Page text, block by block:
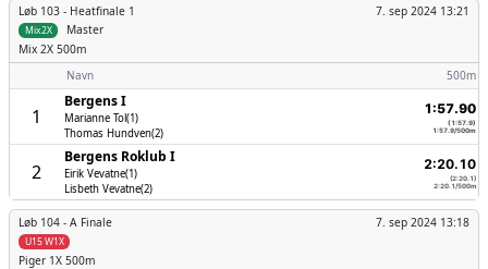
Løb 103 - Heatfinale 1
Master
7. sep 2024 13:21
Mix2X
Mix 2X 500m
Navn
500m
1
Bergens I
Marianne Tol(1)
Thomas Hundven(2)
1:57.90
(1:57.9)
1:57.9/500m
2
Bergens Roklub I
Eirik Vevatne(1)
Lisbeth Vevatne(2)
2:20.10
(2:20.1)
2:20.1/500m
Løb 104 - A Finale 7. sep 2024 13:18
U15 W1X
Piger 1X 500m